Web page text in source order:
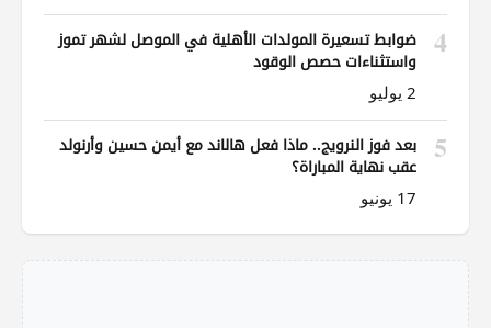
4
ضوابط تسعيرة المولدات الأهلية في الموصل لشهر تموز
واستثناءات حصص الوقود
2 يوليو
5
بعد فوز النرويج.. ماذا فعل هالاند مع أيمن حسين وأرنولد
عقب نهاية المباراة؟
17 يونيو